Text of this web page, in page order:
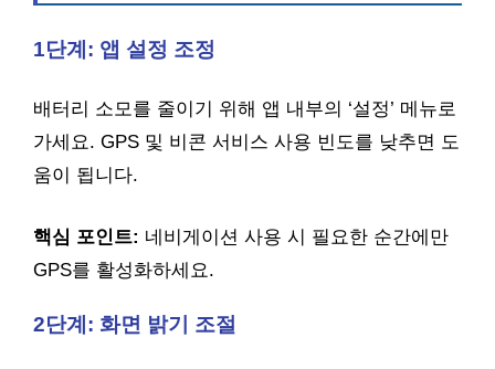
1단계: 앱 설정 조정
배터리 소모를 줄이기 위해 앱 내부의 ‘설정’ 메뉴로
가세요. GPS 및 비콘 서비스 사용 빈도를 낮추면 도
움이 됩니다.
핵심 포인트: 네비게이션 사용 시 필요한 순간에만
GPS를 활성화하세요.
2단계: 화면 밝기 조절